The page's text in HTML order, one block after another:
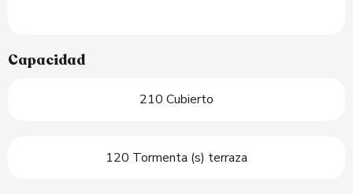
Capacidad
210 Cubierto
120 Tormenta (s) terraza